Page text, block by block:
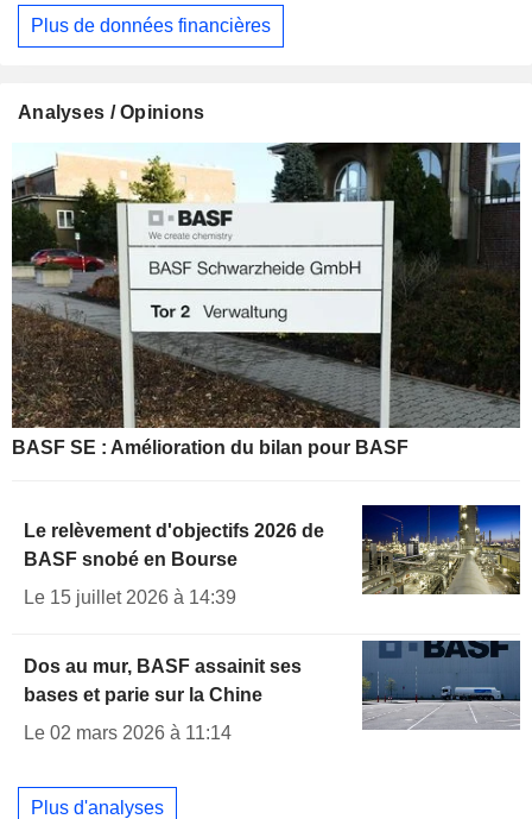
Plus de données financières
Analyses / Opinions
BASF SE : Amélioration du bilan pour BASF
Le relèvement d'objectifs 2026 de
BASF snobé en Bourse
Le 15 juillet 2026 à 14:39
Dos au mur, BASF assainit ses
bases et parie sur la Chine
Le 02 mars 2026 à 11:14
Plus d'analyses